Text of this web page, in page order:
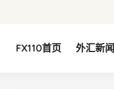
FX110首页 外汇新闻